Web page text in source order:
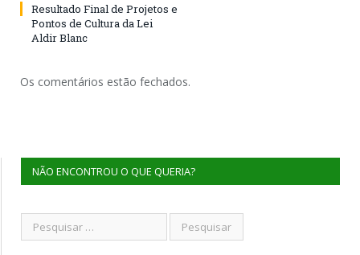
Resultado Final de Projetos e
Pontos de Cultura da Lei
Aldir Blanc
Os comentários estão fechados.
NÃO ENCONTROU O QUE QUERIA?